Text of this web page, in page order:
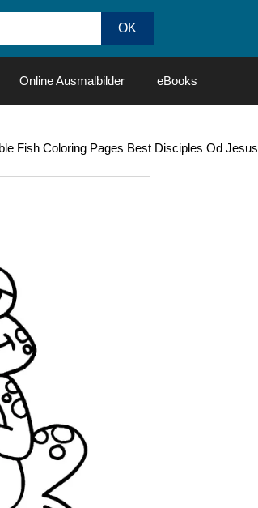
Online Ausmalbilder eBooks
Fish Coloring Pages Best Disciples Od